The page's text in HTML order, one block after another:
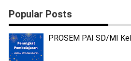
Popular Posts
PROSEM PAI SD/MI